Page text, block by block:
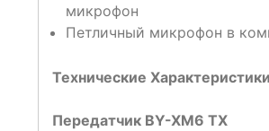
микрофон
Петличный микрофон в
Технические
Передатчик BY-XM6 TX